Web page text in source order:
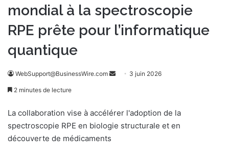
mondial à la spectroscopie
RPE prête pour l’informatique
quantique
WebSupport@BusinessWire.com
o
y
3 juin 2026
2 minutes de lecture
La collaboration vise à accélérer l'adoption de la
spectroscopie RPE en biologie structurale et en
découverte de médicaments